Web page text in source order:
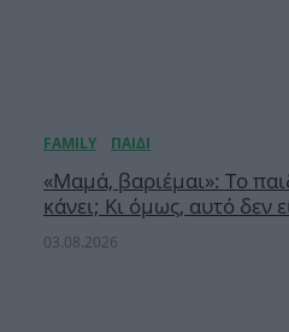
«Μαμά, βαριέμαι»: Το
κάνει; Κι όμως, αυτό δεν
03.08.2026